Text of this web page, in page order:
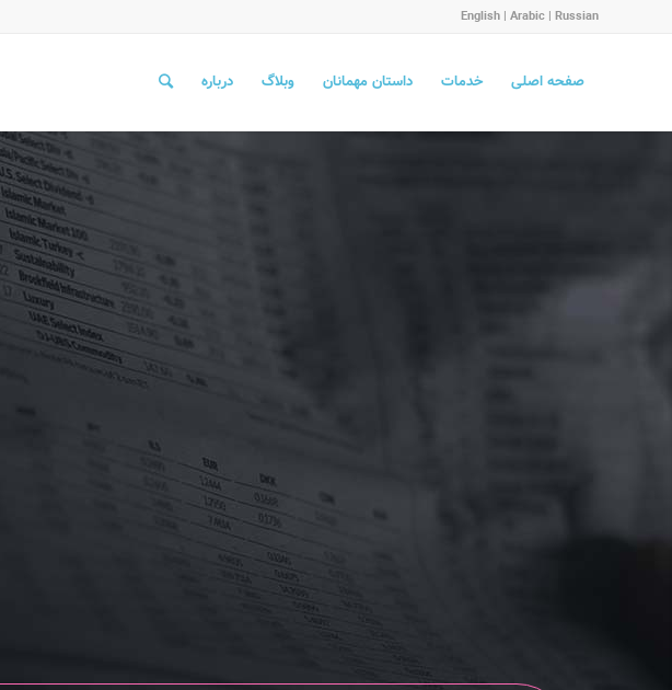
English | Arabic | Russian
صفحه اصلی خدمات داستان مهمانان وبلاگ درباره